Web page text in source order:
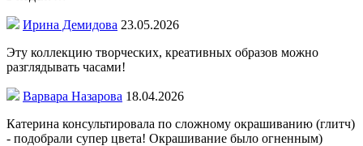
Ирина Демидова 23.05.2026
Эту коллекцию творческих, креативных образов можно
разглядывать часами!
Варвара Назарова 18.04.2026
Катерина консультировала по сложному окрашиванию (глитч)
- подобрали супер цвета! Окрашивание было огненным)